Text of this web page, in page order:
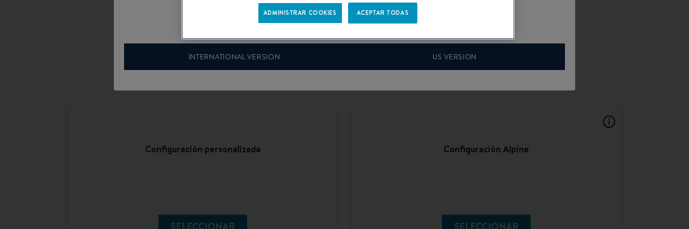
Welcome to Beneteau configurator
Please confirm your language choice.
INTERNATIONAL VERSION US VERSION
Configuración personalizada
SELECCIONAR
Configuración Alpine
SELECCIONAR
ADMINISTRAR COOKIES ACEPTAR TODAS